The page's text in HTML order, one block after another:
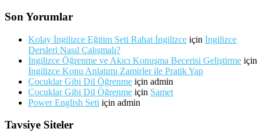
Son Yorumlar
Kolay İngilizce Eğitim Seti Rahat İngilizce için İngilizce
Dersleri Nasıl Çalışmalı?
İngilizce Öğrenme ve Akıcı Konuşma Becerisi Geliştirme için
İngilizce Konu Anlatımı Zamirler ile Pratik Yap
Çocuklar Gibi Dil Öğrenme için admin
Çocuklar Gibi Dil Öğrenme için Samet
Power English Seti için admin
Tavsiye Siteler